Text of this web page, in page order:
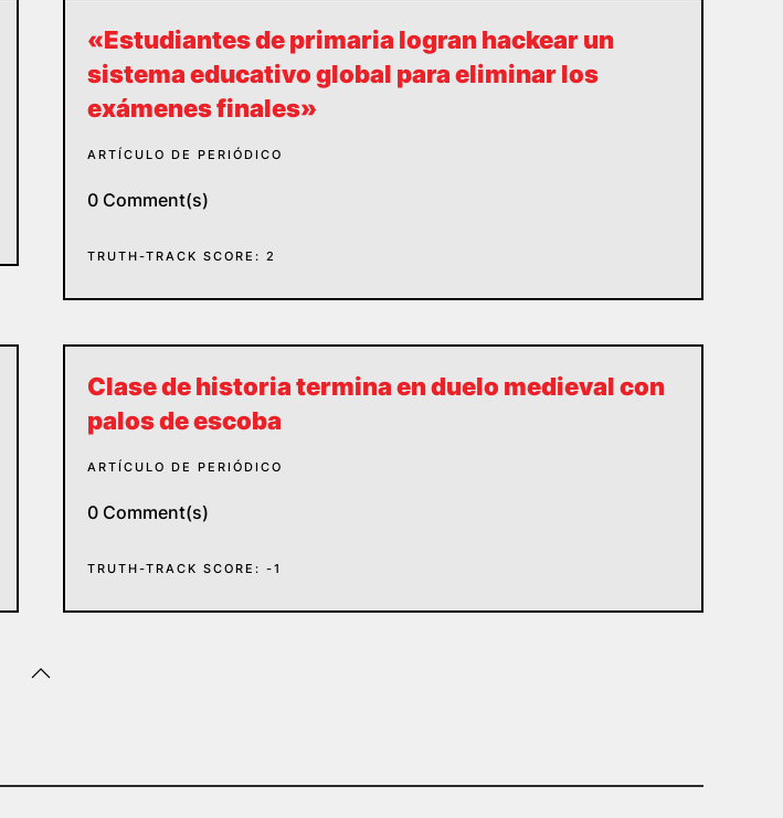
«Estudiantes de primaria logran hackear un
sistema educativo global para eliminar los
exámenes finales»
ARTÍCULO DE PERIÓDICO
0 Comment(s)
TRUTH-TRACK SCORE: 2
Clase de historia termina en duelo medieval con
palos de escoba
ARTÍCULO DE PERIÓDICO
0 Comment(s)
TRUTH-TRACK SCORE: -1